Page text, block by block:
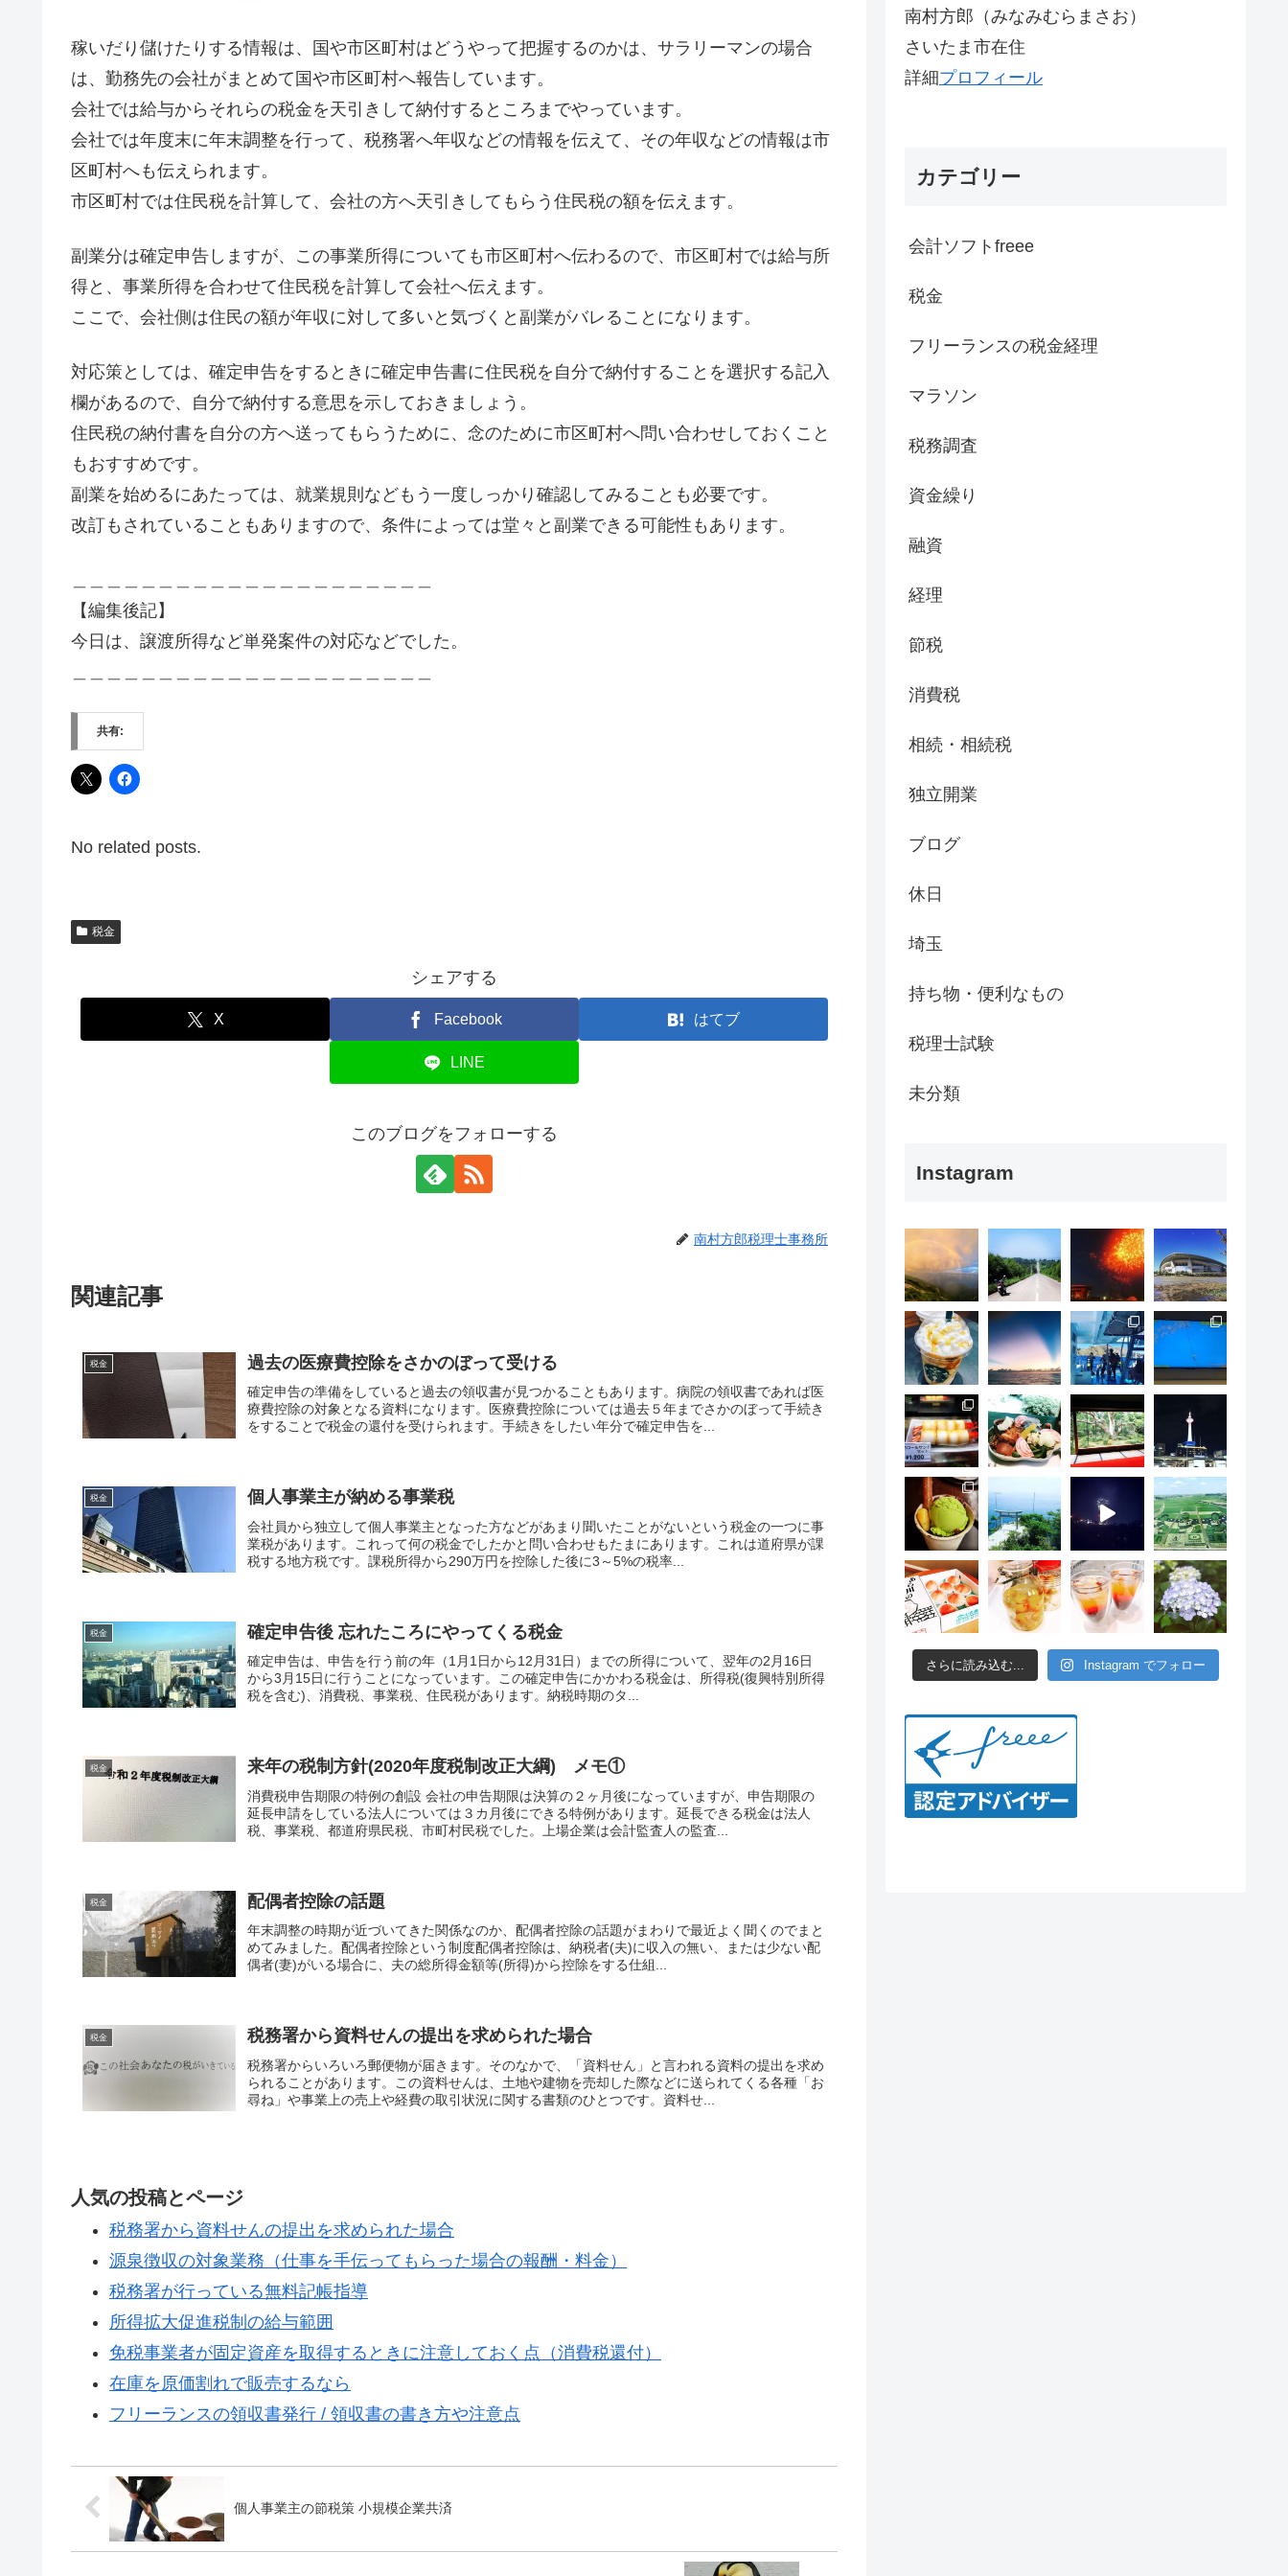
稼いだり儲けたりする情報は、国や市区町村はどうやって把握するのかは、サラリーマンの場合
は、勤務先の会社がまとめて国や市区町村へ報告しています。
会社では給与からそれらの税金を天引きして納付するところまでやっています。
会社では年度末に年末調整を行って、税務署へ年収などの情報を伝えて、その年収などの情報は市
区町村へも伝えられます。
市区町村では住民税を計算して、会社の方へ天引きしてもらう住民税の額を伝えます。
副業分は確定申告しますが、この事業所得についても市区町村へ伝わるので、市区町村では給与所
得と、事業所得を合わせて住民税を計算して会社へ伝えます。
ここで、会社側は住民の額が年収に対して多いと気づくと副業がバレることになります。
対応策としては、確定申告をするときに確定申告書に住民税を自分で納付することを選択する記入
欄があるので、自分で納付する意思を示しておきましょう。
住民税の納付書を自分の方へ送ってもらうために、念のために市区町村へ問い合わせしておくこと
もおすすめです。
副業を始めるにあたっては、就業規則などもう一度しっかり確認してみることも必要です。
改訂もされていることもありますので、条件によっては堂々と副業できる可能性もあります。
【編集後記】
今日は、譲渡所得など単発案件の対応などでした。
共有:
No related posts.
税金
シェアする
X Facebook はてブ
LINE
このブログをフォローする
南村方郎税理士事務所
関連記事
税金 過去の医療費控除をさかのぼって受ける
確定申告の準備をしていると過去の領収書が見つかることもあります。病院の領収書であれば医
療費控除の対象となる資料になります。医療費控除については過去５年までさかのぼって手続き
をすることで税金の還付を受けられます。手続きをしたい年分で確定申告を...
税金 個人事業主が納める事業税
会社員から独立して個人事業主となった方などがあまり聞いたことがないという税金の一つに事
業税があります。これって何の税金でしたかと問い合わせもたまにあります。これは道府県が課
税する地方税です。課税所得から290万円を控除した後に3～5%の税率...
税金 確定申告後 忘れたころにやってくる税金
確定申告は、申告を行う前の年（1月1日から12月31日）までの所得について、翌年の2月16日
から3月15日に行うことになっています。この確定申告にかかわる税金は、所得税(復興特別所得
税を含む)、消費税、事業税、住民税があります。納税時期のタ...
税金 来年の税制方針(2020年度税制改正大綱) メモ①
消費税申告期限の特例の創設 会社の申告期限は決算の２ヶ月後になっていますが、申告期限の
延長申請をしている法人については３カ月後にできる特例があります。延長できる税金は法人
税、事業税、都道府県民税、市町村民税でした。上場企業は会計監査人の監査...
税金 配偶者控除の話題
年末調整の時期が近づいてきた関係なのか、配偶者控除の話題がまわりで最近よく聞くのでまと
めてみました。配偶者控除という制度配偶者控除は、納税者(夫)に収入の無い、または少ない配
偶者(妻)がいる場合に、夫の総所得金額等(所得)から控除をする仕組...
税金 税務署から資料せんの提出を求められた場合
税務署からいろいろ郵便物が届きます。そのなかで、「資料せん」と言われる資料の提出を求め
られることがあります。この資料せんは、土地や建物を売却した際などに送られてくる各種「お
尋ね」や事業上の売上や経費の取引状況に関する書類のひとつです。資料せ...
人気の投稿とページ
税務署から資料せんの提出を求められた場合
源泉徴収の対象業務（仕事を手伝ってもらった場合の報酬・料金）
税務署が行っている無料記帳指導
所得拡大促進税制の給与範囲
免税事業者が固定資産を取得するときに注意しておく点（消費税還付）
在庫を原価割れで販売するなら
フリーランスの領収書発行 / 領収書の書き方や注意点
個人事業主の節税策 小規模企業共済
南村方郎（みなみむらまさお）
さいたま市在住
詳細プロフィール
カテゴリー
会計ソフトfreee
税金
フリーランスの税金経理
マラソン
税務調査
資金繰り
融資
経理
節税
消費税
相続・相続税
独立開業
ブログ
休日
埼玉
持ち物・便利なもの
税理士試験
未分類
Instagram
さらに読み込む... Instagram でフォロー